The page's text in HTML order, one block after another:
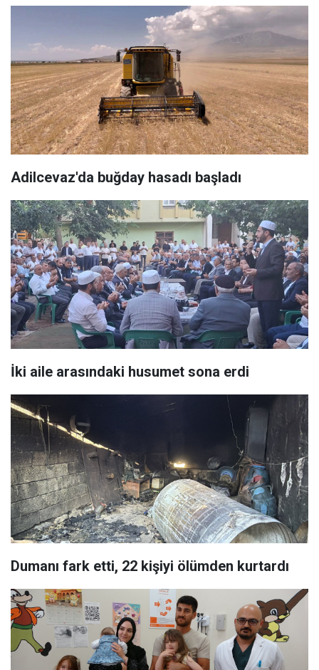
Adilcevaz'da buğday hasadı başladı
İki aile arasındaki husumet sona erdi
Dumanı fark etti, 22 kişiyi ölümden kurtardı